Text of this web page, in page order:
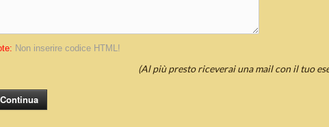
Non inserire codice HTML!
(Al più presto riceverai una mail con il tuo
Continua